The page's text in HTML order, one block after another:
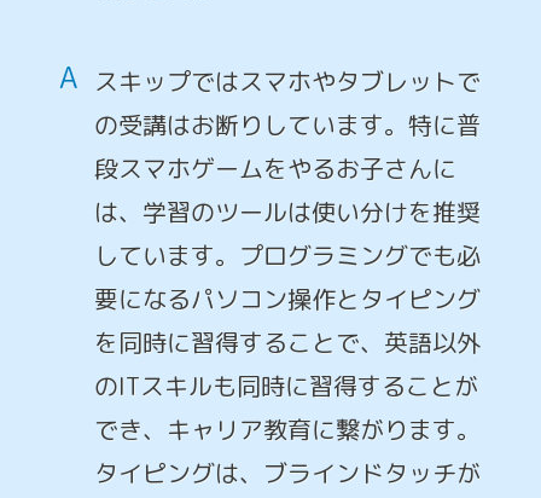
A スキップではスマホやタブレットで
の受講はお断りしています。特に普
段スマホゲームをやるお子さんに
は、学習のツールは使い分けを推奨
しています。プログラミングでも必
要になるパソコン操作とタイピング
を同時に習得することで、英語以外
のITスキルも同時に習得することが
でき、キャリア教育に繋がります。
タイピングは、ブラインドタッチが